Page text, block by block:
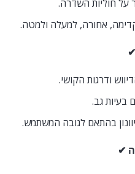
על חוליות השדרה.
אחורה, למעלה ולמטה.
ודרגות הקושי.
בעיות גב.
בהתאם לגובה המשתמש.
✔